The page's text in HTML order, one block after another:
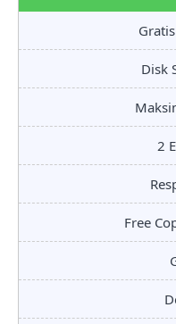
Disk
2
Free